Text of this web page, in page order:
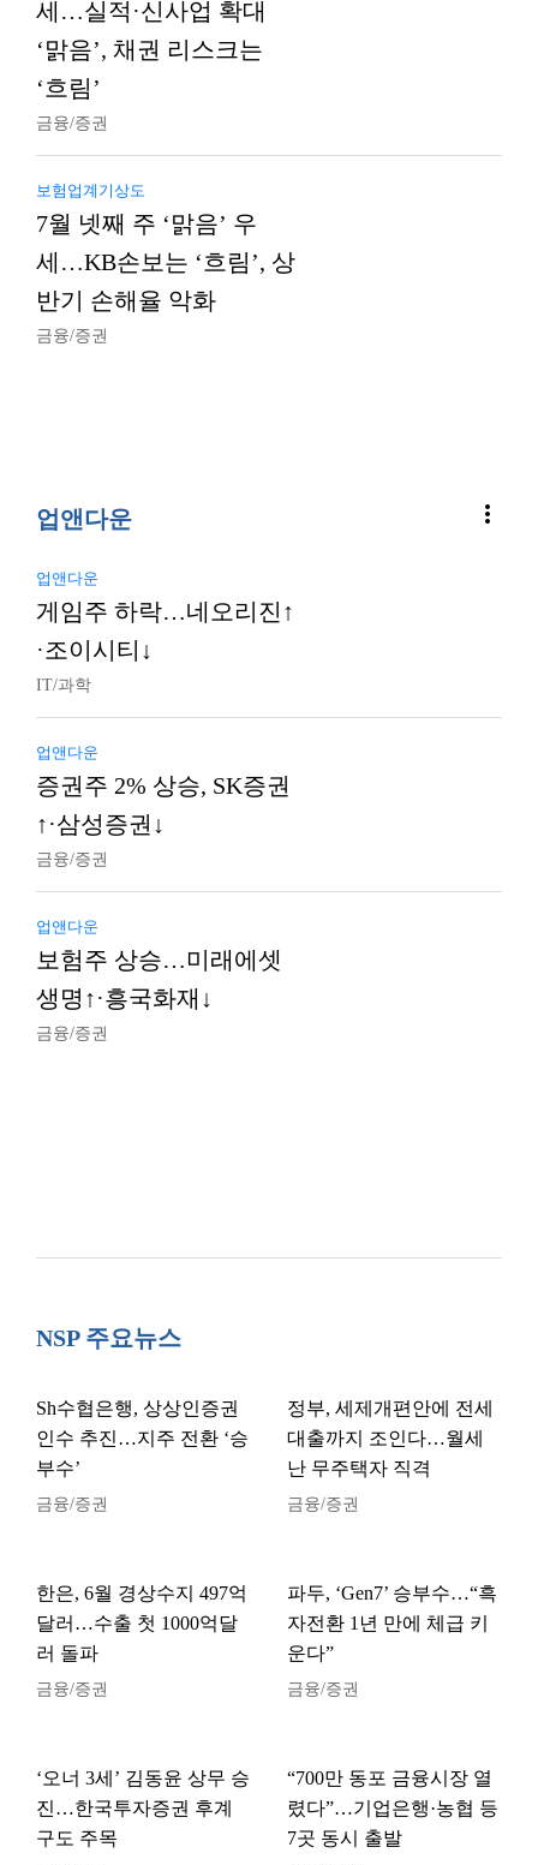
세…실적·신사업 확대
‘맑음’, 채권 리스크는
‘흐림’
금융/증권
보험업계기상도
7월 넷째 주 ‘맑음’ 우
세…KB손보는 ‘흐림’, 상
반기 손해율 악화
금융/증권
업앤다운 more_vert
업앤다운
게임주 하락…네오리진↑
·조이시티↓
IT/과학
업앤다운
증권주 2% 상승, SK증권
↑·삼성증권↓
금융/증권
업앤다운
보험주 상승…미래에셋
생명↑·흥국화재↓
금융/증권
NSP 주요뉴스
Sh수협은행, 상상인증권
인수 추진…지주 전환 ‘승
부수’
금융/증권
정부, 세제개편안에 전세
대출까지 조인다…월세
난 무주택자 직격
금융/증권
한은, 6월 경상수지 497억
달러…수출 첫 1000억달
러 돌파
금융/증권
파두, ‘Gen7’ 승부수…“흑
자전환 1년 만에 체급 키
운다”
금융/증권
‘오너 3세’ 김동윤 상무 승
진…한국투자증권 후계
구도 주목
“700만 동포 금융시장 열
렸다”…기업은행·농협 등
7곳 동시 출발